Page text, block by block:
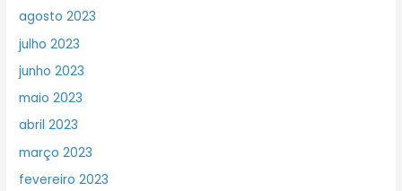
agosto 2023
julho 2023
junho 2023
maio 2023
abril 2023
março 2023
fevereiro 2023